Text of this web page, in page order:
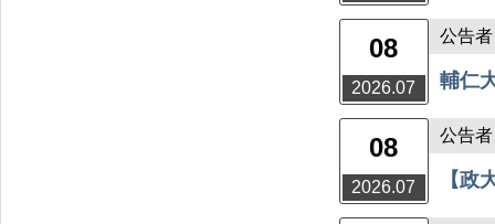
08
2026.07
公告
輔仁
08
2026.07
公告
【政